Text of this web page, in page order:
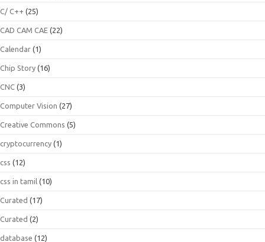
C/ C++ (25)
CAD CAM CAE (22)
Calendar (1)
Chip Story (16)
CNC (3)
Computer Vision (27)
Creative Commons (5)
cryptocurrency (1)
css (12)
css in tamil (10)
Curated (17)
Curated (2)
database (12)